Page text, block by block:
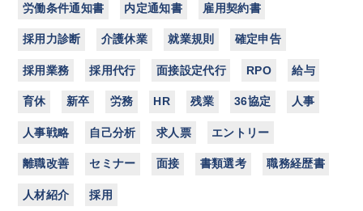
労働条件通知書 内定通知書 雇用契約書
採用力診断 介護休業 就業規則 確定申告
採用業務 採用代行 面接設定代行 RPO 給与
育休 新卒 労務 HR 残業 36協定 人事
人事戦略 自己分析 求人票 エントリー
離職改善 セミナー 面接 書類選考 職務経歴書
人材紹介 採用